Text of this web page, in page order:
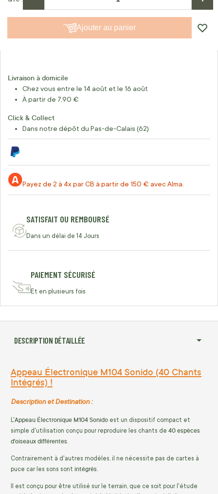
Ajouter au panier
Livraison à domicile
Chez vous entre le 14 août et le 16 août
À partir de 7,90 €
Click & Collect
Dans notre dépôt du Pas-de-Calais (62)
Payez de 2 à 4x par CB à partir de 150 € avec Alma.
SATISFAIT OU REMBOURSÉ
Dans un délai de 14 Jours
PAIEMENT SÉCURISÉ
Et en plusieurs fois
DESCRIPTION DÉTAILLÉE
Appeau Électronique M104 Sonido (40 Chants
Intégrés) !
Description et Destination :
L'Appeau Électronique M104 Sonido est un dispositif compact et
simple d'utilisation conçu pour reproduire les chants de 40espèces
d'oiseaux différentes.
Contrairement à d'autres modèles, il ne nécessite pas de cartes à
puce car les sons sont intégrés.
Il est conçu pour être utilisé sur le terrain, que ce soit pour l'étude